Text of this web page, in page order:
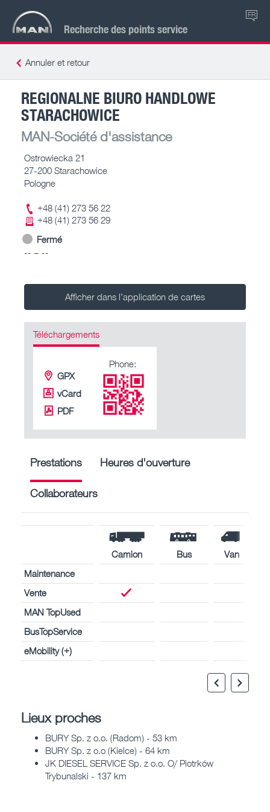
Recherche des points service
FR
Annuler et retour
REGIONALNE BIURO HANDLOWE
STARACHOWICE
MAN-Société d'assistance
Ostrowiecka 21
27-200 Starachowice
Pologne
+48 (41) 273 56 22
+48 (41) 273 56 29
Fermé
-- – --
Afficher dans l’application de cartes
Téléchargements
GPX
vCard
PDF
Phone:
Prestations Heures d'ouverture
Collaborateurs
Camion Bus
Van
Maintenance
Vente
MAN TopUsed
BusTopService
eMobility (+)
Lieux proches
BURY Sp. z o.o. (Radom) - 53 km
BURY Sp. z o.o (Kielce) - 64 km
JK DIESEL SERVICE Sp. z o.o. O/ Piotrków
Trybunalski - 137 km